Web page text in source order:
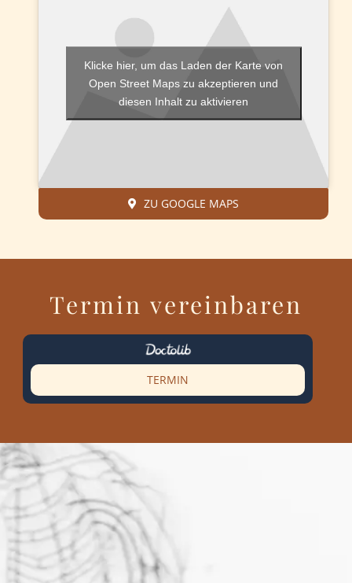
Klicke hier, um das Laden der Karte von
Open Street Maps zu akzeptieren und
diesen Inhalt zu aktivieren
ZU GOOGLE MAPS
Termin vereinbaren
TERMIN